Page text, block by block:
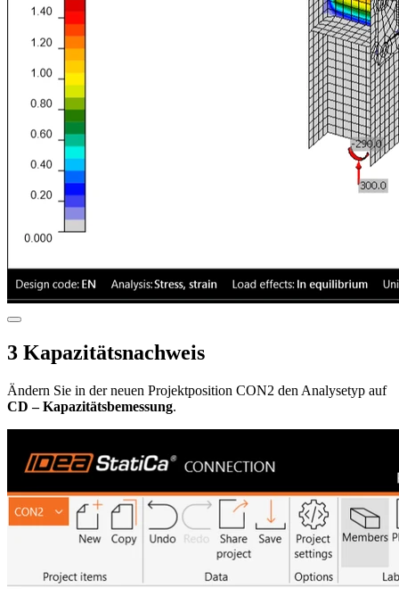
3 Kapazitätsnachweis
Ändern Sie in der neuen Projektposition CON2 den Analysetyp auf
CD – Kapazitätsbemessung.